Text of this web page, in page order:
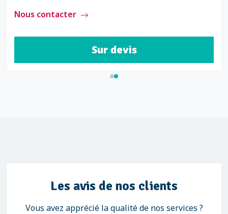
Nous contacter
Sur devis
Les avis de nos clients
Vous avez apprécié la qualité de nos services ?